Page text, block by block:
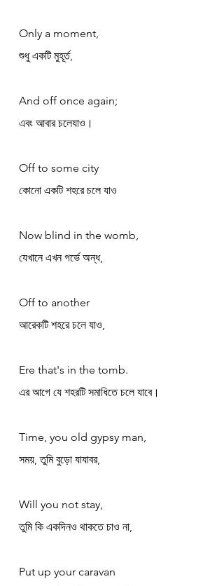
Only a moment,
শুধু একটি মুহূর্ত,
And off once again;
এবং আবার চলেযাও।
Off to some city
কোনো একটি শহরে চলে যাও
Now blind in the womb,
যেখানে এখন গর্ভে অন্ধ,
Off to another
আরেকটি শহরে চলে যাও,
Ere that's in the tomb.
এর আগে যে শহরটি সমাধিতে চলে যাবে।
Time, you old gypsy man,
সময়, তুমি বুড়ো যাযাবর,
Will you not stay,
তুমি কি একদিনও থাকতে চাও না,
Put up your caravan